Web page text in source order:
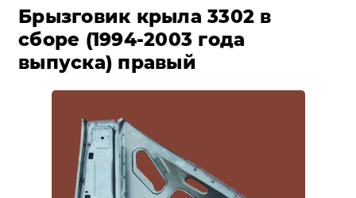
Брызговик крыла 3302 в
сборе (1994-2003 года
выпуска) правый